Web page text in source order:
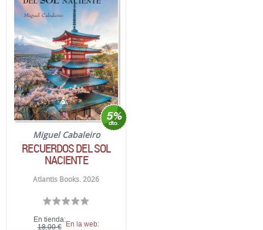
Miguel Cabaleiro
RECUERDOS DEL SOL
NACIENTE
Atlantis Books. 2026
En tienda:
18,00 € En la web: